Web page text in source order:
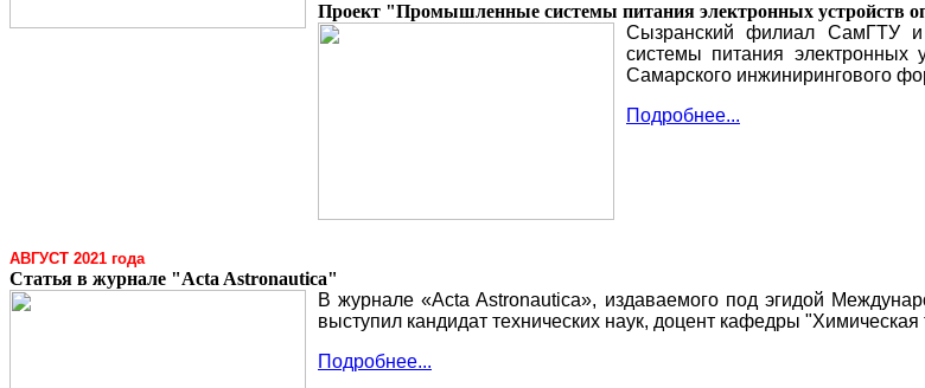
Проект "Промышленные системы питания электронных устройств
Сызранский филиал СамГТУ
системы питания электронных
Самарского инжинирингового
Подробнее...
АВГУСТ 2021 года
Статья в журнале "Acta Astronautica"
В журнале «Acta Astronautica», издаваемого под эгидой
выступил кандидат технических наук, доцент кафедры
Подробнее...